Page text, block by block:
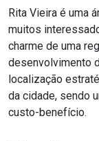
Rita Vieira é uma
muitos
charme de uma
desenvolvimento
localização
da cidade, sendo
custo-benefício.